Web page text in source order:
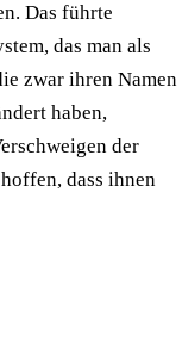
Das führte
das man als
zwar ihren Namen
haben,
der
dass ihnen